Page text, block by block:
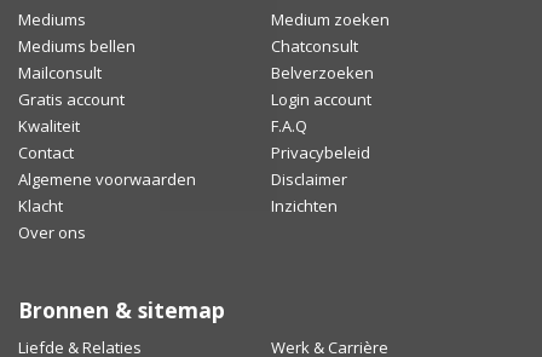
Mediums
Medium zoeken
Mediums bellen
Chatconsult
Mailconsult
Belverzoeken
Gratis account
Login account
Kwaliteit
F.A.Q
Contact
Privacybeleid
Algemene voorwaarden
Disclaimer
Klacht
Inzichten
Over ons
Bronnen & sitemap
Liefde & Relaties Werk & Carrière